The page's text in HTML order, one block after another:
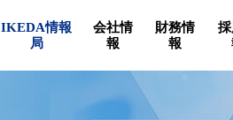
IKEDA情報
局
会社情
報
財務情
報